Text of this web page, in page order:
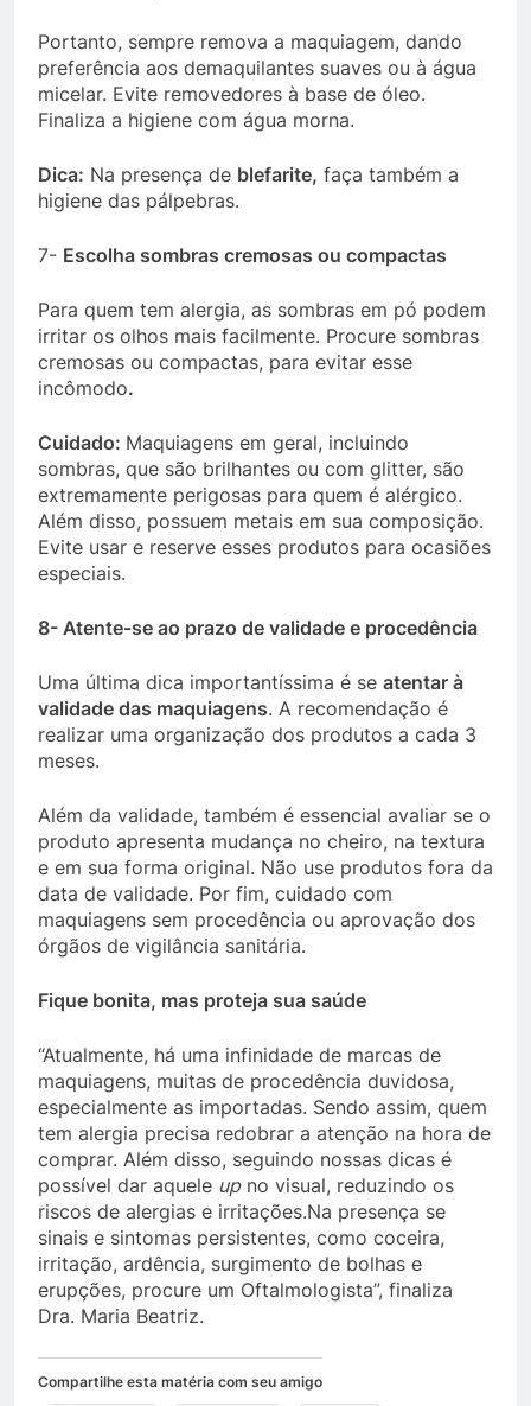
Portanto, sempre remova a maquiagem, dando
preferência aos demaquilantes suaves ou à água
micelar. Evite removedores à base de óleo.
Finaliza a higiene com água morna.
Dica: Na presença de blefarite, faça também a
higiene das pálpebras.
7- Escolha sombras cremosas ou compactas
Para quem tem alergia, as sombras em pó podem
irritar os olhos mais facilmente. Procure sombras
cremosas ou compactas, para evitar esse
incômodo.
Cuidado: Maquiagens em geral, incluindo
sombras, que são brilhantes ou com glitter, são
extremamente perigosas para quem é alérgico.
Além disso, possuem metais em sua composição.
Evite usar e reserve esses produtos para ocasiões
especiais.
8- Atente-se ao prazo de validade e procedência
Uma última dica importantíssima é se atentar à
validade das maquiagens. A recomendação é
realizar uma organização dos produtos a cada 3
meses.
Além da validade, também é essencial avaliar se o
produto apresenta mudança no cheiro, na textura
e em sua forma original. Não use produtos fora da
data de validade. Por fim, cuidado com
maquiagens sem procedência ou aprovação dos
órgãos de vigilância sanitária.
Fique bonita, mas proteja sua saúde
“Atualmente, há uma infinidade de marcas de
maquiagens, muitas de procedência duvidosa,
especialmente as importadas. Sendo assim, quem
tem alergia precisa redobrar a atenção na hora de
comprar. Além disso, seguindo nossas dicas é
possível dar aquele upno visual, reduzindo os
riscos de alergias e irritações.Na presença se
sinais e sintomas persistentes, como coceira,
irritação, ardência, surgimento de bolhas e
erupções, procure um Oftalmologista”, finaliza
Dra. Maria Beatriz.
Compartilhe esta matéria com seu amigo